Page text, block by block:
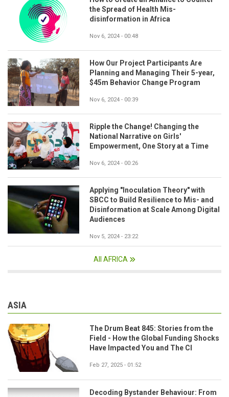
the Spread of Health Mis-
disinformation in Africa
Nov 6, 2024 - 00:48
How Our Project Participants Are
Planning and Managing Their 5-year,
$45m Behavior Change Program
Nov 6, 2024 - 00:39
Ripple the Change! Changing the
National Narrative on Girls'
Empowerment, One Story at a Time
Nov 6, 2024 - 00:26
Applying "Inoculation Theory" with
SBCC to Build Resilience to Mis- and
Disinformation at Scale Among Digital
Audiences
Nov 5, 2024 - 23:22
All AFRICA
ASIA
The Drum Beat 845: Stories from the
Field - How the Global Funding Shocks
Have Impacted You and The CI
Feb 27, 2025 - 01:52
Decoding Bystander Behaviour: From